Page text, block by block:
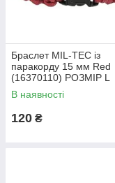
Браслет MIL-TEC із
паракорду 15 мм Red
(16370110) РОЗМІР L
В наявності
120 ₴